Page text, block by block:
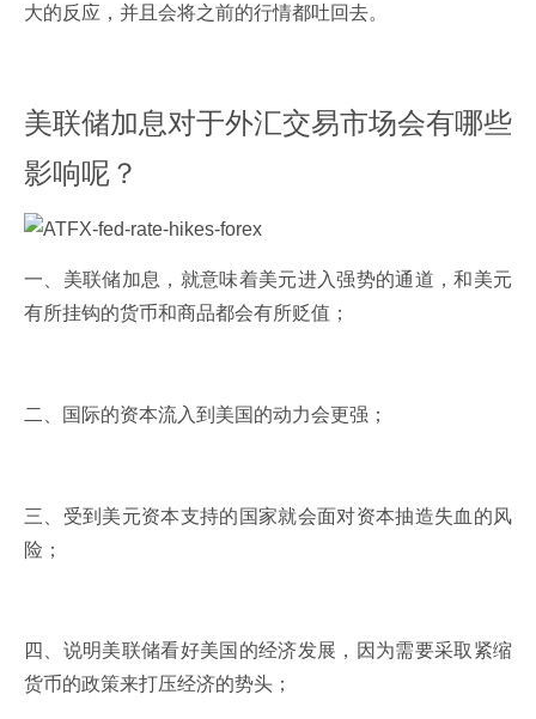
大的反应，并且会将之前的行情都吐回去。
美联储加息对于外汇交易市场会有哪些
影响呢？
一、美联储加息，就意味着美元进入强势的通道，和美元
有所挂钩的货币和商品都会有所贬值；
二、国际的资本流入到美国的动力会更强；
三、受到美元资本支持的国家就会面对资本抽造失血的风
险；
四、说明美联储看好美国的经济发展，因为需要采取紧缩
货币的政策来打压经济的势头；